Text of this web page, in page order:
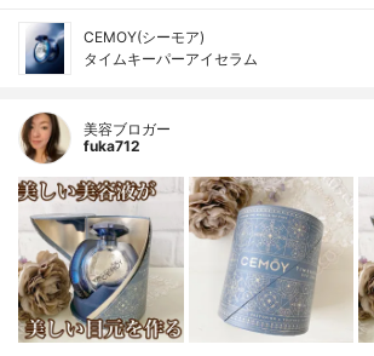
CEMOY(シーモア)
タイムキーパーアイセラム
美容ブロガー
fuka712